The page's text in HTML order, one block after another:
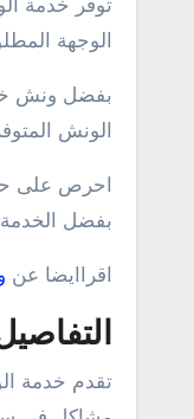
الوجهة
الونش
بفضل
اقراايضا عن
تقدم خدمة